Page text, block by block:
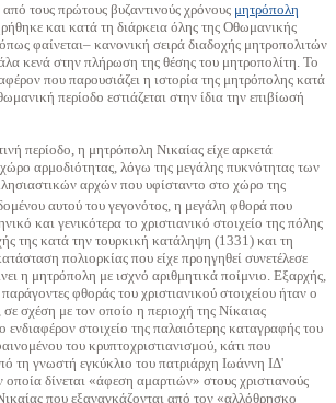
τους πρώτους βυζαντινούς χρόνους μητρόπολη
και κατά τη διάρκεια όλης της Οθωμανικής
φαίνεται– κανονική σειρά διαδοχής μητροπολιτών
κενά στην πλήρωση της θέσης του μητροπολίτη. Το
που παρουσιάζει η ιστορία της μητρόπολης κατά
περίοδο εστιάζεται στην ίδια την επιβίωσή
περίοδο, η μητρόπολη Νικαίας είχε αρκετά
αρμοδιότητας, λόγω της μεγάλης πυκνότητας των
αρχών που υφίσταντο στο χώρο της
αυτού του γεγονότος, η μεγάλη φθορά που
και γενικότερα το χριστιανικό στοιχείο της πόλης
της κατά την τουρκική κατάληψη (1331) και τη
πολιορκίας που είχε προηγηθεί συνετέλεσε
η μητρόπολη με ισχνό αριθμητικά ποίμνιο. Εξαρχής,
φθοράς του χριστιανικού στοιχείου ήταν ο
σε σχέση με τον οποίο η περιοχή της Νίκαιας
ενδιαφέρον στοιχείο της παλαιότερης καταγραφής του
του κρυπτοχριστιανισμού, κάτι που
τη γνωστή εγκύκλιο του πατριάρχη Ιωάννη ΙΔ'
δίνεται «άφεση αμαρτιών» στους χριστιανούς
που εξαναγκάζονται από τον «αλλόθρησκο